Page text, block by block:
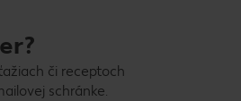
či receptoch
schránke.